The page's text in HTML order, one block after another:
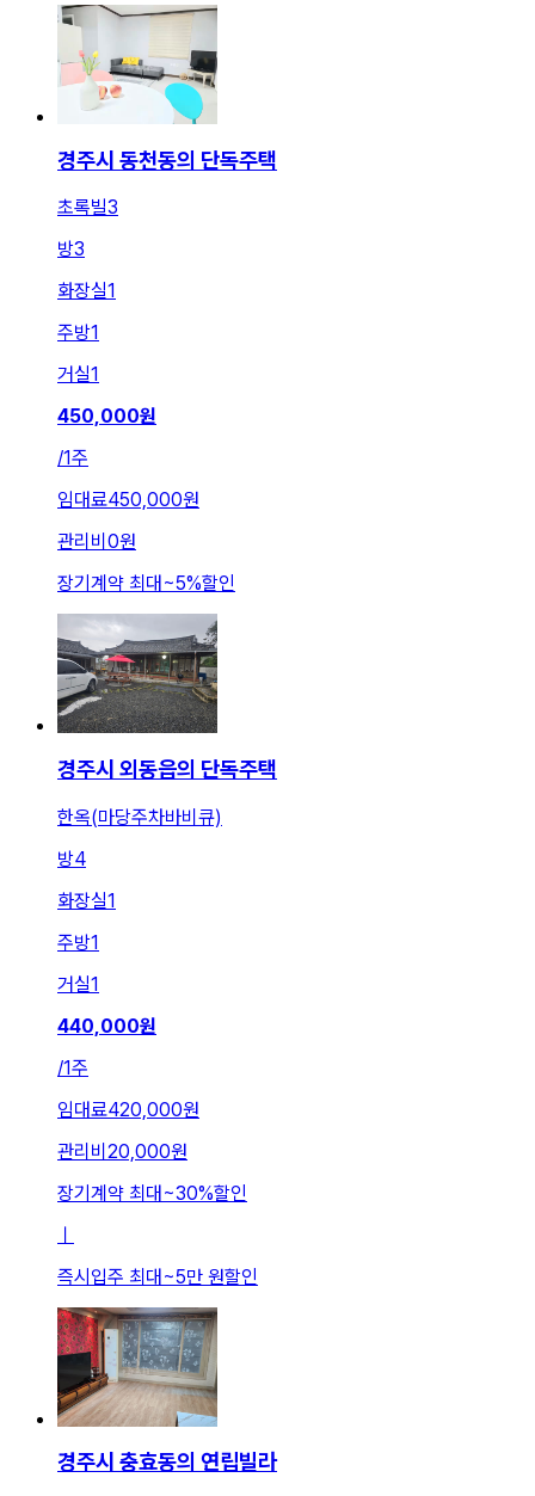
경주시 동천동의 단독주택
초록빌3
방3
화장실1
주방1
거실1
450,000원
/1주
임대료450,000원
관리비 0원
장기계약 최대 ~5%할인
경주시 외동읍의 단독주택
한옥(마당주차바비큐)
방4
화장실1
주방1
거실1
440,000원
/1주
임대료420,000원
관리비 20,000원
장기계약 최대~30%할인
ㅣ
즉시입주 최대~5만 원할인
경주시 충효동의 연립빌라